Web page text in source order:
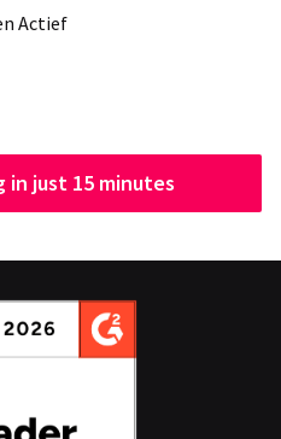
Actief
just 15 minutes